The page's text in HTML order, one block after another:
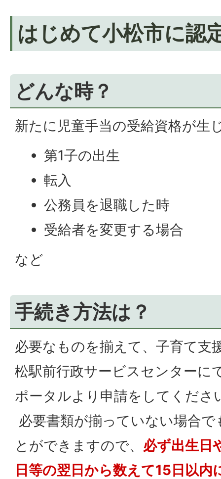
はじめて小松市に認
どんな時？
新たに児童手当の受給資格が生
第1子の出生
転入
公務員を退職した時
受給者を変更する場合
など
手続き方法は？
必要なものを揃えて、子育て支
松駅前行政サービスセンターに
ポータルより申請をしてくださ
必要書類が揃っていない場合
とができますので、 必ず出生日
日等の翌日から数えて15日以内